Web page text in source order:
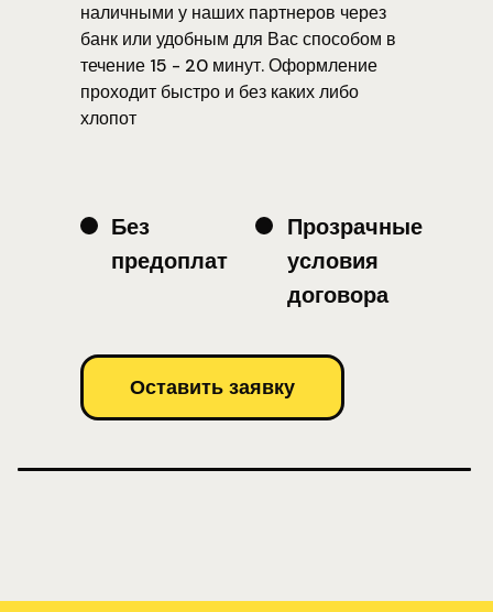
наличными у наших партнеров через
банк или удобным для Вас способом в
течение 15 - 20 минут. Оформление
проходит быстро и без каких либо
хлопот
Оставить заявку
Без
предоплат
Прозрачные
условия
договора